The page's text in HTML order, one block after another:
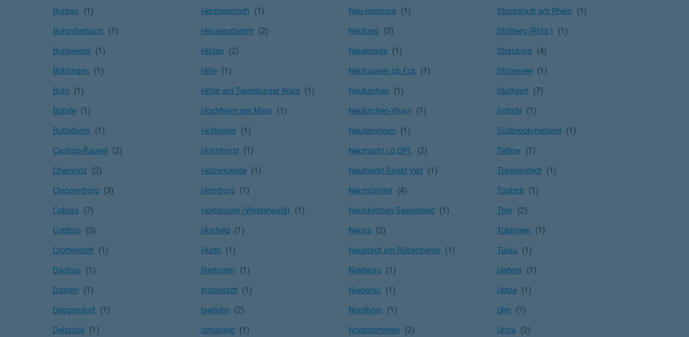
Burgau
Burgoberbach
Burgwedel
Böblingen
Bühl
Bünde
Büttelborn
Castrop-Rauxel
Chemnitz
Cloppenburg
Coburg
Cottbus
Crottendorf
Dachau
Datteln
Deggendorf
Delbrück
Herzogenrath
Heusenstamm
Hilden
Hille
Hilter am Teutoburger Wald
Hochheim am Main
Hofbieber
Hohnhorst
Holzwickede
Homburg
Horhausen (Westerwald)
Hünfeld
Hürth
Illertissen
Ingolstadt
Iserlohn
Ismaning
Neu-Isenburg
Neuberg
Neuenrade
Neuhausen ob Eck
Neukirchen
Neukirchen-Vluyn
Neuleiningen
Neumarkt i.d.OPf.
Neumarkt-Sankt Veit
Neumünster
Neunkirchen-Seelscheid
Neuss
Neustadt am Rübenberge
Nidderau
Niederau
Nordhorn
Nordstemmen
Stockstadt am Rhein
Stolberg (Rhld.)
Straubing
Stutensee
Stuttgart
Söhlde
Südbrookmerland
Teltow
Toppenstedt
Tostedt
Trier
Tübingen
Tülau
Uedem
Uetze
Ulm
Unna